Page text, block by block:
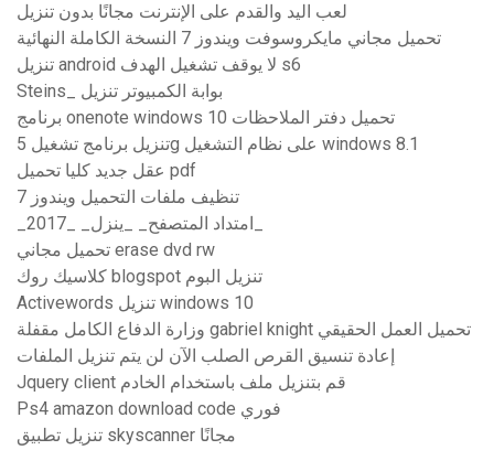
لعب اليد والقدم على الإنترنت مجانًا بدون تنزيل
تحميل مجاني مايكروسوفت ويندوز 7 النسخة الكاملة النهائية
تنزيل android لا يوقف تشغيل الهدف s6
Steins_ بوابة الكمبيوتر تنزيل
برنامج onenote windows 10 تحميل دفتر الملاحظات
تنزيل برنامج تشغيل 5g على نظام التشغيل windows 8.1
عقل جديد كليا تحميل pdf
تنظيف ملفات التحميل ويندوز 7
تحميل مجاني erase dvd rw
كلاسيك روك blogspot تنزيل البوم
Activewords تنزيل windows 10
وزارة الدفاع الكامل مقفلة gabriel knight تحميل العمل الحقيقي
إعادة تنسيق القرص الصلب الآن لن يتم تنزيل الملفات
Jquery client قم بتنزيل ملف باستخدام الخادم
Ps4 amazon download code فوري
تنزيل تطبيق skyscanner مجانًا